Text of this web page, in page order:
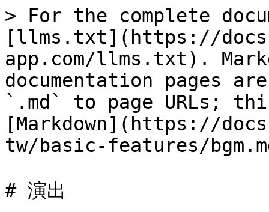
> For the complete
[llms.txt](https://
app.com/llms.txt).
documentation pages
`.md` to page URLs;
[Markdown](https://
tw/basic-features/
# 演出